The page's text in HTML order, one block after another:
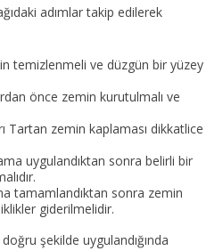
adımlar takip edilerek
temizlenmeli ve düzgün bir yüzey
önce zemin kurutulmalı ve
Tartan zemin kaplaması dikkatlice
uygulandıktan sonra belirli bir
tamamlandıktan sonra zemin
giderilmelidir.
şekilde uygulandığında